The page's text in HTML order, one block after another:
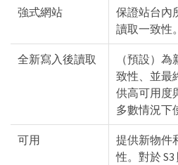
強式網站
保證站台內
讀取一致性。
全新寫入後讀取
（預設）
致性、並最
供高可用度
多數情況下
可用
提供新物件
性。對於